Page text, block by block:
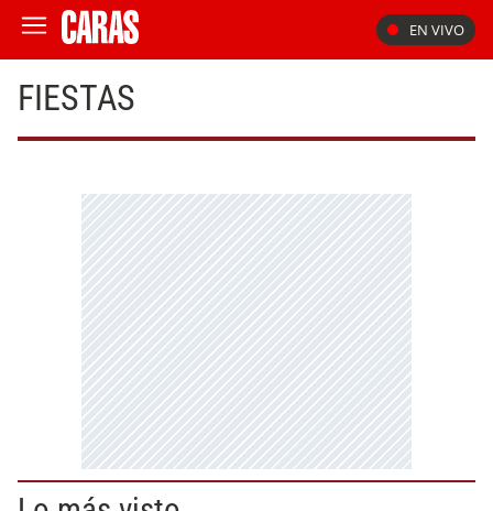
EN VIVO
FIESTAS